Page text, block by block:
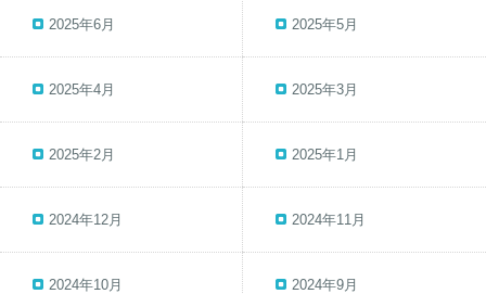
2025年6月 2025年5月
2025年4月 2025年3月
2025年2月 2025年1月
2024年12月 2024年11月
2024年10月 2024年9月